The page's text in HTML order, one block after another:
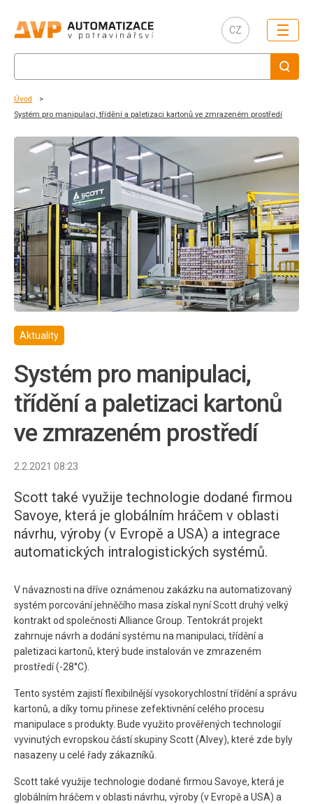
CZ ☰
Úvod
Systém pro manipulaci, třídění a paletizaci kartonů ve zmrazeném prostředí
Aktuality
Systém pro manipulaci,
třídění a paletizaci kartonů
ve zmrazeném prostředí
2.2.2021 08:23
Scott také využije technologie dodané firmou
Savoye, která je globálním hráčem v oblasti
návrhu, výroby (v Evropě a USA) a integrace
automatických intralogistických systémů.
V návaznosti na dříve oznámenou zakázku na automatizovaný
systém porcování jehněčího masa získal nyní Scott druhý velký
kontrakt od společnosti Alliance Group. Tentokrát projekt
zahrnuje návrh a dodání systému na manipulaci, třídění a
paletizaci kartonů, který bude instalován ve zmrazeném
prostředí (-28°C).
Tento systém zajistí flexibilnější vysokorychlostní třídění a správu
kartonů, a díky tomu přinese zefektivnění celého procesu
manipulace s produkty. Bude využito prověřených technologií
vyvinutých evropskou částí skupiny Scott (Alvey), které zde byly
nasazeny u celé řady zákazníků.
Scott také využije technologie dodané firmou Savoye, která je
globálním hráčem v oblasti návrhu, výroby (v Evropě a USA) a